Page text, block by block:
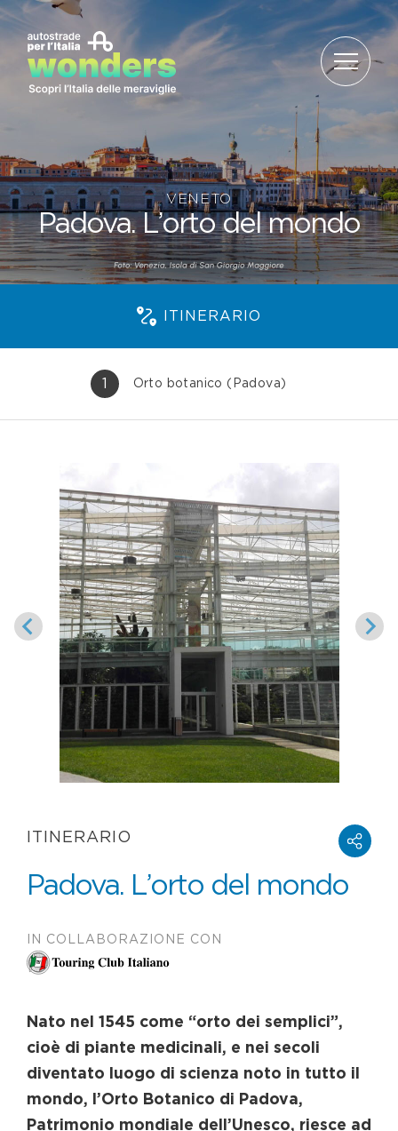
VENETO
Padova. L’orto del mondo
ITINERARIO
1 Orto botanico (Padova)
ITINERARIO
Padova. L’orto del mondo
IN COLLABORAZIONE CON
Nato nel 1545 come “orto dei semplici”,
cioè di piante medicinali, e nei secoli
diventato luogo di scienza noto in tutto il
mondo, l’Orto Botanico di Padova,
Patrimonio mondiale dell’Unesco, riesce ad